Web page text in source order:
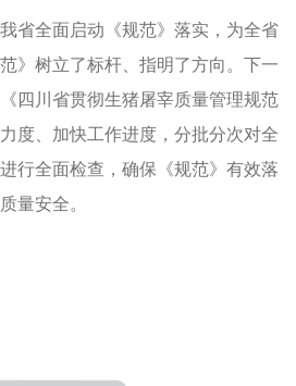
省全面启动《规范》落实，为全省
》树立了标杆、指明了方向。下一
四川省贯彻生猪屠宰质量管理规范
度、加快工作进度，分批分次对全
行全面检查，确保《规范》有效落
量安全。